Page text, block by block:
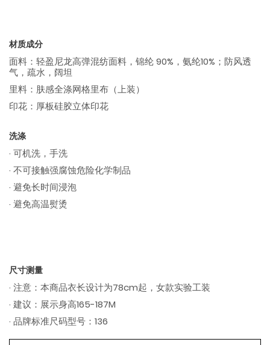
材质成分
面料：轻盈尼龙高弹混纺面料，锦纶 90%，氨纶10%；防风透
气，疏水，阔坦
里料：肤感全涤网格里布（上装）
印花：厚板硅胶立体印花
洗涤
· 可机洗，手洗
· 不可接触强腐蚀危险化学制品
· 避免长时间浸泡
· 避免高温熨烫
尺寸测量
· 注意：本商品衣长设计为78cm起，女款实验工装
· 建议：展示身高165-187M
· 品牌标准尺码型号：136